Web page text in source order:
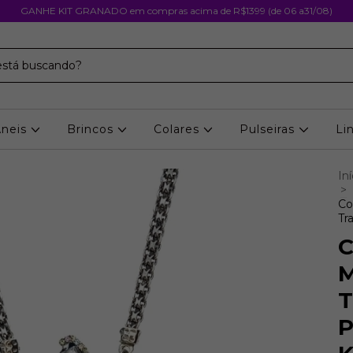
GANHE KIT GRANADO em compras acima de R$1399 (de 06 a31/08)
Brincos Colares Pulseiras
>